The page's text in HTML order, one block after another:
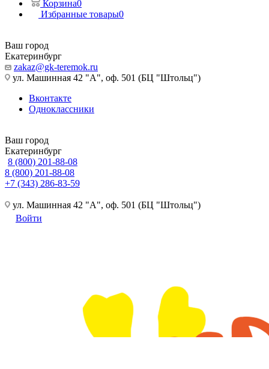
Корзина0
Избранные товары0
Ваш город
Екатеринбург
zakaz@gk-teremok.ru
ул. Машинная 42 "А", оф. 501 (БЦ "Штольц")
Вконтакте
Одноклассники
Ваш город
Екатеринбург
8 (800) 201-88-08
8 (800) 201-88-08
+7 (343) 286-83-59
ул. Машинная 42 "А", оф. 501 (БЦ "Штольц")
Войти